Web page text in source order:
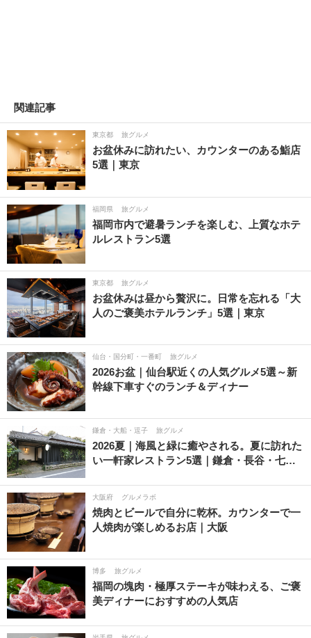
関連記事
東京都 旅グルメ
お盆休みに訪れたい、カウンターのある鮨店
5選｜東京
福岡県 旅グルメ
福岡市内で避暑ランチを楽しむ、上質なホテ
ルレストラン5選
東京都 旅グルメ
お盆休みは昼から贅沢に。日常を忘れる「大
人のご褒美ホテルランチ」5選｜東京
仙台・国分町・一番町 旅グルメ
2026お盆｜仙台駅近くの人気グルメ5選～新
幹線下車すぐのランチ＆ディナー
鎌倉・大船・逗子 旅グルメ
2026夏｜海風と緑に癒やされる。夏に訪れた
い一軒家レストラン5選｜鎌倉・長谷・七…
大阪府 グルメラボ
焼肉とビールで自分に乾杯。カウンターで一
人焼肉が楽しめるお店｜大阪
博多 旅グルメ
福岡の塊肉・極厚ステーキが味わえる、ご褒
美ディナーにおすすめの人気店